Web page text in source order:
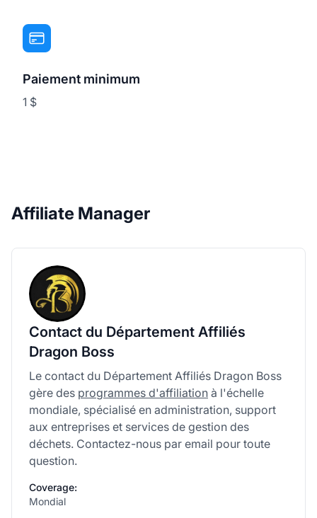
Paiement minimum
1 $
Affiliate Manager
Contact du Département Affiliés
Dragon Boss
Le contact du Département Affiliés Dragon Boss
gère des programmes d'affiliation à l'échelle
mondiale, spécialisé en administration, support
aux entreprises et services de gestion des
déchets. Contactez-nous par email pour toute
question.
Coverage:
Mondial